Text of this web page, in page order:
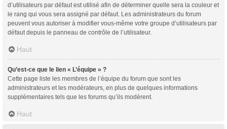
d’utilisateurs par défaut est utilisé afin de déterminer quelle sera la couleur et
le rang qui vous sera assigné par défaut. Les administrateurs du forum
peuvent vous autoriser à modifier vous-même votre groupe d’utilisateurs par
défaut depuis le panneau de contrôle de l’utilisateur.
Haut
Qu’est-ce que le lien « L’équipe » ?
Cette page liste les membres de l’équipe du forum que sont les
administrateurs et les modérateurs, en plus de quelques informations
supplémentaires tels que les forums qu’ils modèrent.
Haut